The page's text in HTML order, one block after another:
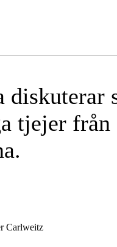
diskuterar
tjejer
Carlweitz